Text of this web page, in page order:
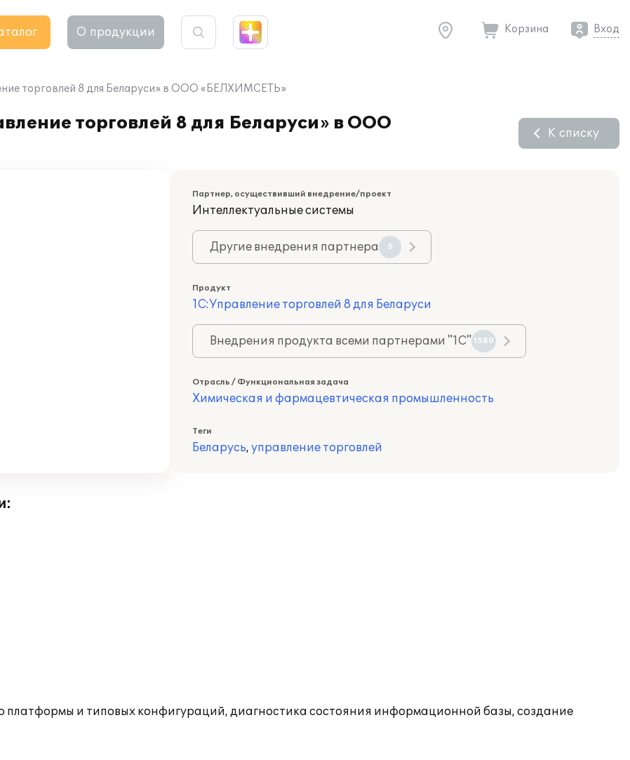
О продукции Корзина Вход
торговлей 8 для Беларуси» в ООО «БЕЛХИМСЕТЬ»
торговлей 8 для Беларуси» в ООО
К списку
Партнер, осуществивший внедрение/проект
Интеллектуальные системы
Другие внедрения партнера 5
Продукт
1С:Управление торговлей 8 для Беларуси
Внедрения продукта всеми партнерами "1С" 1580
Отрасль / Функциональная задача
Химическая и фармацевтическая промышленность
Теги
Беларусь, управление торговлей
платформы и типовых конфигураций, диагностика состояния информационной базы, создание